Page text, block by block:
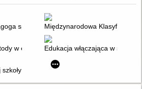
specjalnego : materiały dla
Międzynarodowa Klasyfikacja
w edukacji specjalnej i włączającej :
Edukacja włączająca w